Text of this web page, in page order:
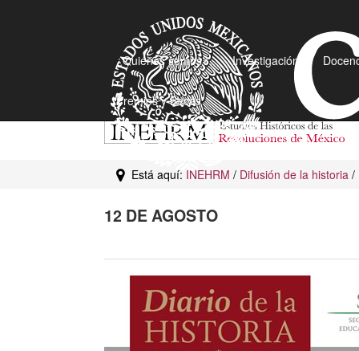
¿Quiénes somos? Investigación
Premios y Becas
Está aquí: INEHRM / Difusión de la historia /
12 DE AGOSTO